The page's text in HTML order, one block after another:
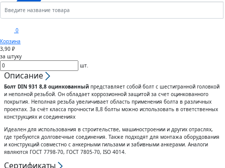
0
Корзина
Анкеры
Шплинты
Штифты
Дюбели
Гвозди
Скобы
Крюки
Вертлюги
Блоки
Сектора управления к
дроссельному клапану
Воздуховоды гибкие
Диффузоры для вентиляции
Штампованные изделия
Клапаны
3,90 ₽
за штуку
шт.
Описание
Болт DIN 931 8,8 оцинкованныйпредставляет собой болт с шестигранной головкой
и неполной резьбой. Он обладает коррозионной защитой за счет оцинкованного
покрытия. Неполная резьба увеличивает область применения болта в различных
проектах. За счёт класса прочности 8,8 болты можно использовать в ответственных
конструкциях и соединениях
Идеален для использования в строительстве, машиностроении и других отраслях,
где требуются долговечные соединения. Также подходят для монтажа оборудования
и конструкций совместно с анкерными гильзами и забивными анкерами. Аналоги
являются ГОСТ 7798-70, ГОСТ 7805-70, ISO 4014.
Сертификаты